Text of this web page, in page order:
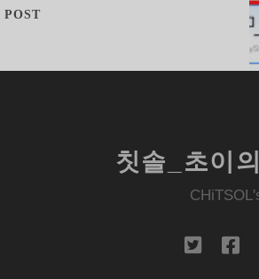
칫솔_초이
twitter